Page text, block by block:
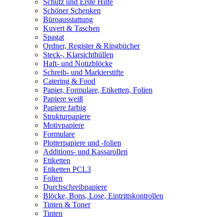
Schutz und Erste Hilfe
Schöner Schenken
Büroausstattung
Kuvert & Taschen
Spagat
Ordner, Register & Ringbücher
Steck-, Klarsichthüllen
Haft- und Notizblöcke
Schreib- und Markierstifte
Catering & Food
Papier, Formulare, Etiketten, Folien
Papiere weiß
Papiere farbig
Strukturpapiere
Motivpapiere
Formulare
Plotterpapiere und -folien
Additions- und Kassarollen
Etiketten
Etiketten PCL3
Folien
Durchschreibpapiere
Blöcke, Bons, Lose, Eintrittskontrollen
Tinten & Toner
Tinten